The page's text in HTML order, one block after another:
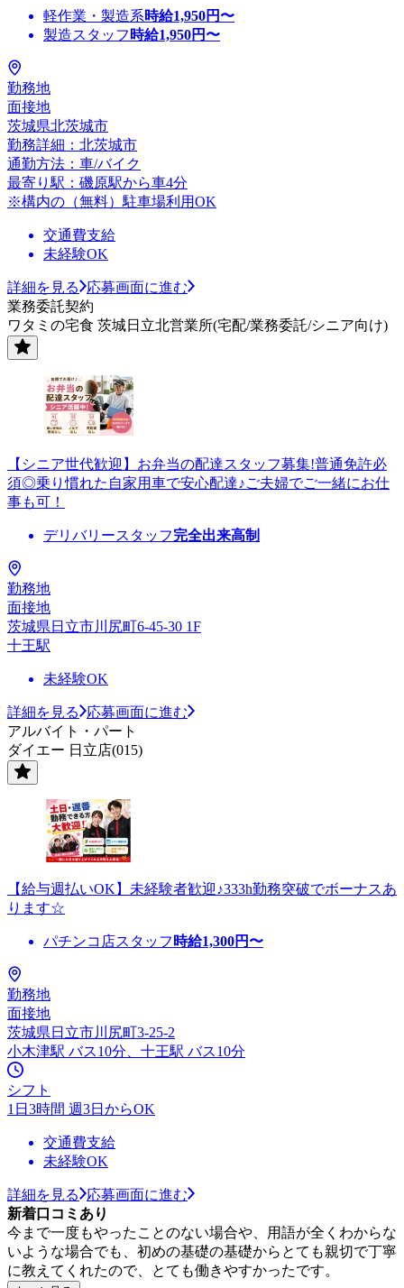
軽作業・製造系時給1,950円〜
製造スタッフ 時給1,950円〜
勤務地
面接地
茨城県北茨城市
勤務詳細：北茨城市
通勤方法：車/バイク
最寄り駅：磯原駅から車4分
※構内の（無料）駐車場利用OK
交通費支給
未経験OK
詳細を見る
応募画面に進む
業務委託契約
ワタミの宅食 茨城日立北営業所(宅配/業務委託/シニア向け)
【シニア世代歓迎】お弁当の配達スタッフ募集!普通免許必
須◎乗り慣れた自家用車で安心配達♪ご夫婦でご一緒にお仕
事も可！
デリバリースタッフ完全出来高制
勤務地
面接地
茨城県日立市川尻町6-45-30 1F
十王駅
未経験OK
詳細を見る
応募画面に進む
アルバイト・パート
ダイエー 日立店(015)
【給与週払いOK】未経験者歓迎♪333h勤務突破でボーナスあ
ります☆
パチンコ店スタッフ 時給1,300円〜
勤務地
面接地
茨城県日立市川尻町3-25-2
小木津駅 バス10分、十王駅 バス10分
シフト
1日3時間 週3日からOK
交通費支給
未経験OK
詳細を見る
応募画面に進む
新着口コミあり
今まで一度もやったことのない場合や、用語が全くわからな
いような場合でも、初めの基礎の基礎からとても親切で丁寧
に教えてくれたので、とても働きやすかったです。